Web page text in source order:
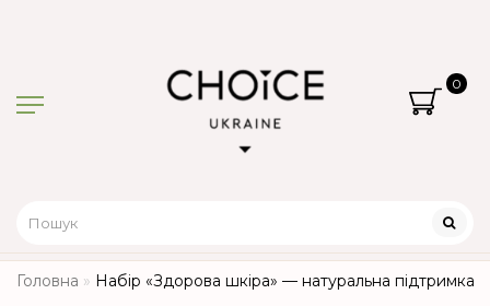
0
Головна Набір «Здорова шкіра» — натуральна підтримка